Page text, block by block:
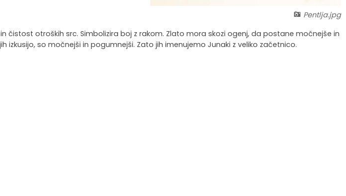
Pentlja.jpg
otroških src. Simbolizira boj z rakom. Zlato mora skozi ogenj, da postane močnejše in
izkusijo, so močnejši in pogumnejši. Zato jih imenujemo Junaki z veliko začetnico.